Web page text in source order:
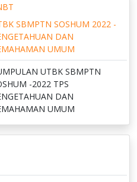
SBMPTN SOSHUM 2022 -
DAN
UMUM
UTBK SBMPTN
-2022 TPS
DAN
UMUM